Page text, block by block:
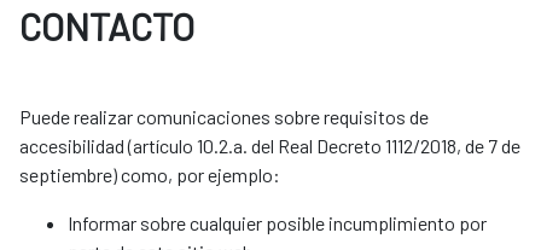
CONTACTO
Puede realizar comunicaciones sobre requisitos de
accesibilidad (artículo 10.2.a. del Real Decreto 1112/2018, de 7 de
septiembre) como, por ejemplo:
Informar sobre cualquier posible incumplimiento por